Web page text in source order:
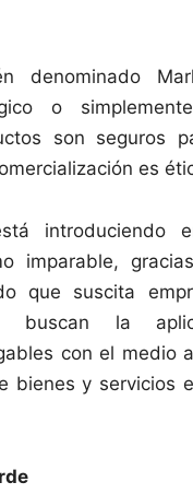
denominado
o
son seguros
es
introduciendo
imparable,
que suscita
buscan la
con el medio
bienes y servicios